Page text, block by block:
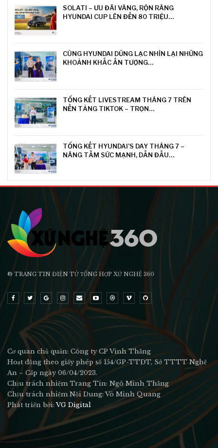
SOLATI – ƯU ĐÃI VÀNG, RỘN RÀNG
HYUNDAI CUP LÊN ĐẾN 80 TRIỆU…
CÙNG HYUNDAI DŨNG LẠC NHÌN LẠI NHỮNG
KHOẢNH KHẮC ẤN TƯỢNG…
TỔNG KẾT LIVESTREAM THÁNG 7 TRÊN
NỀN TẢNG TIKTOK – TRỌN…
TỔNG KẾT HYUNDAI’S DAY THÁNG 7 –
NÂNG TẦM SỨC MẠNH, DẪN ĐẦU…
® TRANG TIN ĐIỆN TỬ ТỔNG HỢP XỨ NGHỆ 360
Cơ quan chủ quản: Công ty CP Vinh Thắng
Hoạt động theo giấy phép số 154/GP-TTĐT, Sở TTTT Nghệ
An – Cấp ngày 06/04/2023.
Chịu trách nhiệm Trang Tin: Ngô Minh Thắng
Chịu trách nhiệm Nội Dung: Võ Minh Quang
Phát triển bởi:VG Digital